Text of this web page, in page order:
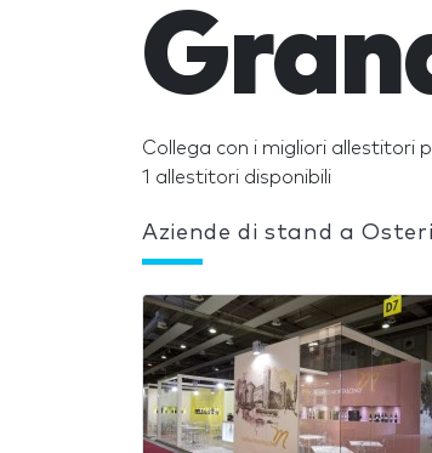
Collega con i migliori allestitori
1 allestitori disponibili
Aziende di stand a